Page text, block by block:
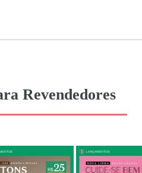
Revendedores